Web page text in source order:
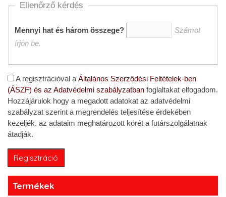
Ellenőrző kérdés
Mennyi hat és három összege?
Számot
írjon be.
A regisztrációval a Általános Szerződési Feltételek-ben
(ÁSZF) és az Adatvédelmi szabályzatban foglaltakat elfogadom.
Hozzájárulok hogy a megadott adatokat az adatvédelmi
szabályzat szerint a megrendelés teljesítése érdekében
kezeljék, az adataim meghatározott körét a futárszolgálatnak
átadják.
Termékek